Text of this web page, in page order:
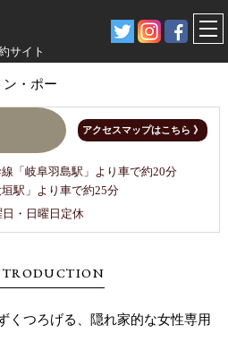
サイト
ン・ポー
アクセスマップはこちら 》
「岐阜羽島駅」より車で約20分
駅」より車で約25分
・日曜日定休
くつろげる、隠れ家的な女性専用